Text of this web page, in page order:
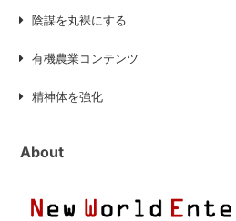
陰謀を丸裸にする
有機農業コンテンツ
精神体を強化
About